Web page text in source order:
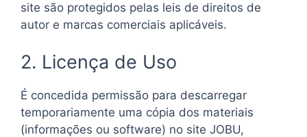
site são protegidos pelas leis de direitos de
autor e marcas comerciais aplicáveis.
2. Licença de Uso
É concedida permissão para descarregar
temporariamente uma cópia dos materiais
(informações ou software) no site JOBU,